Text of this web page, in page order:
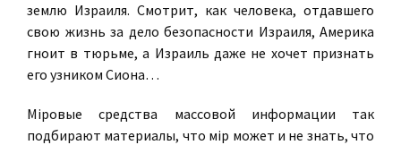
землю Израиля. Смотрит, как человека, отдавшего
свою жизнь за дело безопасности Израиля, Америка
гноит в тюрьме, а Израиль даже не хочет признать
его узником Сиона…
Мiровые средства массовой информации так
подбирают материалы, что мiр может и не знать, что